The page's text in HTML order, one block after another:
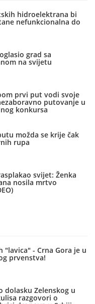
hidroelektrana bi
nefunkcionalna do
grad sa
na svijetu
prvi put vodi svoje
putovanje u
konkursa
možda se krije čak
rupa
svijet: Ženka
nosila mrtvo
"lavica" - Crna Gora je u
prvenstva!
dolasku Zelenskog u
razgovori o